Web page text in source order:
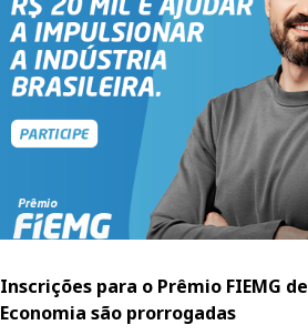
Inscrições para o Prêmio FIEMG de
Economia são prorrogadas